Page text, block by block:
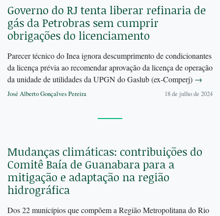
Governo do RJ tenta liberar refinaria de
gás da Petrobras sem cumprir
obrigações do licenciamento
Parecer técnico do Inea ignora descumprimento de condicionantes
da licença prévia ao recomendar aprovação da licença de operação
da unidade de utilidades da UPGN do Gaslub (ex-Comperj) →
José Alberto Gonçalves Pereira 18 de julho de 2024
Mudanças climáticas: contribuições do
Comitê Baía de Guanabara para a
mitigação e adaptação na região
hidrográfica
Dos 22 municípios que compõem a Região Metropolitana do Rio